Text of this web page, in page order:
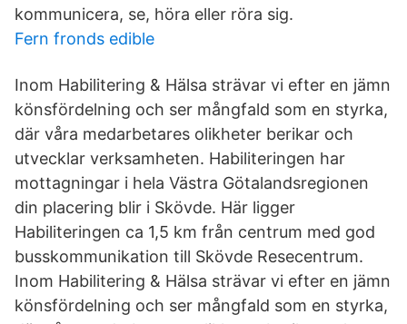
kommunicera, se, höra eller röra sig.
Fern fronds edible
Inom Habilitering & Hälsa strävar vi efter en jämn
könsfördelning och ser mångfald som en styrka,
där våra medarbetares olikheter berikar och
utvecklar verksamheten. Habiliteringen har
mottagningar i hela Västra Götalandsregionen
din placering blir i Skövde. Här ligger
Habiliteringen ca 1,5 km från centrum med god
busskommunikation till Skövde Resecentrum.
Inom Habilitering & Hälsa strävar vi efter en jämn
könsfördelning och ser mångfald som en styrka,